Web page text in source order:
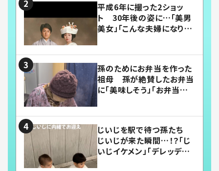
平成6年に撮った2ショッ
ト 30年後の姿に…「美男
美女」「こんな夫婦になりた
孫のためにお弁当を作った
祖母 孫が絶賛したお弁当
に「美味しそう」「お弁当すご
じいじを駅で待つ孫たち
じいじが来た瞬間…！？「じ
いじイケメン」「デレッデレ」